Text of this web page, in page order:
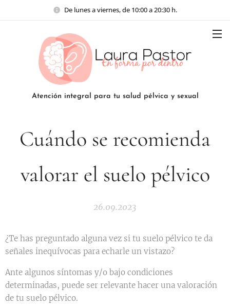
De lunes a viernes, de 10:00 a 20:30 h.
Atención integral para tu salud pélvica y sexual
Cuándo se recomienda
valorar el suelo pélvico
26.09.2023
¿Te has preguntado alguna vez si tu suelo pélvico te da
señales inequívocas para echarle un vistazo?
Ante algunos síntomas y/o bajo condiciones
determinadas, puede ser relevante hacer una valoración
de tu suelo pélvico.